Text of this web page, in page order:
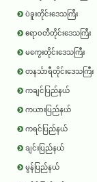
ပဲခူးတိုင်းဒေသကြီး
ဧရာ၀တီတိုင်းဒေသကြီး
မကွေးတိုင်းဒေသကြီး
တနင်္သာရီတိုင်းဒေသကြီး
ကချင်ပြည်နယ်
ကယားပြည်နယ်
ကရင်ပြည်နယ်
ချင်းပြည်နယ်
မွန်ပြည်နယ်